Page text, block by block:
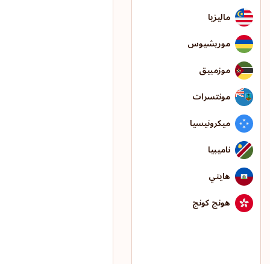
ماليزيا
موريشيوس
موزمبيق
مونتسرات
ميكرونيسيا
ناميبيا
هايتي
هونج كونج